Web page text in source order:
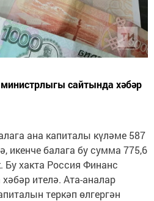
сайтында хәбәр
ана капиталы күләме 587
икенче балага бу сумма 775,6
Бу хакта Россия Финанс
ителә. Ата-аналар
теркәп өлгергән